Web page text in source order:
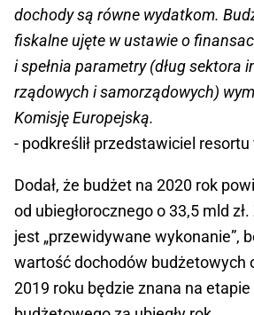
dochody są równe wydatkom.
fiskalne ujęte w ustawie o
i spełnia parametry (dług sektora
rządowych i samorządowych)
Komisję Europejską.
- podkreślił przedstawiciel
Dodał, że budżet na 2020 rok
od ubiegłorocznego o 33,5 mld
jest „przewidywane wykonanie”,
wartość dochodów budżetowych
2019 roku będzie znana na